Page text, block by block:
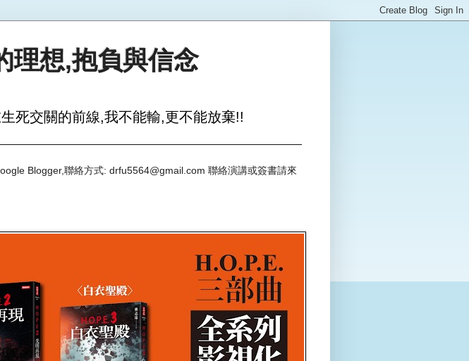
理想,抱負與信念
死交關的前線,我不能輸,更不能放棄!!
Blogger,聯絡方式: drfu5564@gmail.com 聯絡演講或簽書請來